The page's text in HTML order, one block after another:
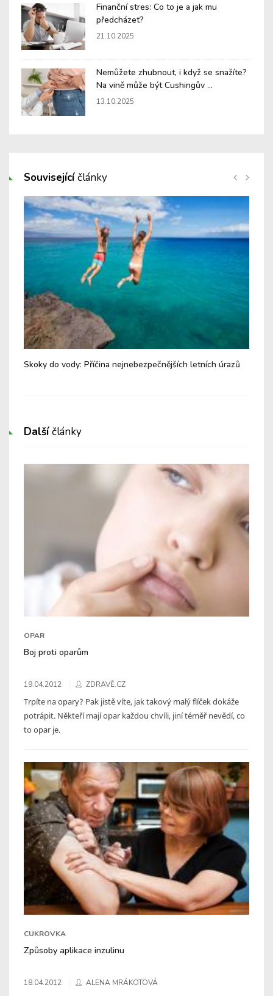
Finanční stres: Co to je a jak mu
předcházet?
21.10.2025
Nemůžete zhubnout, i když se snažíte?
Na vině může být Cushingův ...
13.10.2025
Souvisejícíčlánky
Skoky do vody: Příčina nejnebezpečnějších letních úrazů
Dalšíčlánky
OPAR
Boj proti oparům
19.04.2012 ZDRAVĚ.CZ
Trpíte na opary? Pak jistě víte, jak takový malý flíček dokáže
potrápit. Někteří mají opar každou chvíli, jiní téměř nevědí, co
to opar je.
CUKROVKA
Způsoby aplikace inzulinu
18.04.2012 ALENA MRÁKOTOVÁ